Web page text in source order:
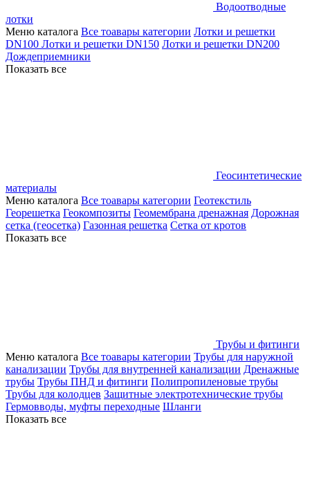
Водоотводные
лотки
Меню каталога Все тоавары категории Лотки и решетки
DN100 Лотки и решетки DN150 Лотки и решетки DN200
Дождеприемники
Показать все
Геосинтетические
материалы
Меню каталога Все тоавары категории Геотекстиль
Георешетка Геокомпозиты Геомембрана дренажная Дорожная
сетка (геосетка) Газонная решетка Сетка от кротов
Показать все
Трубы и фитинги
Меню каталога Все тоавары категории Трубы для наружной
канализации Трубы для внутренней канализации Дренажные
трубы Трубы ПНД и фитинги Полипропиленовые трубы
Трубы для колодцев Защитные электротехнические трубы
Гермовводы, муфты переходные Шланги
Показать все